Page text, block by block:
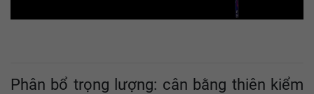
Phân bổ trọng lượng: cân bằng thiên kiểm